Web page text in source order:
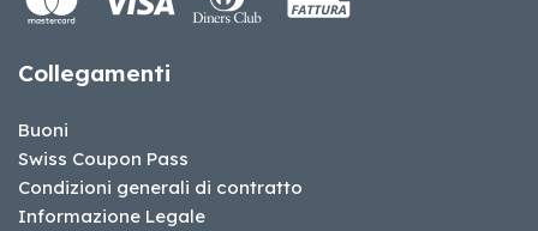
Collegamenti
Buoni
Swiss Coupon Pass
Condizioni generali di contratto
Informazione Legale